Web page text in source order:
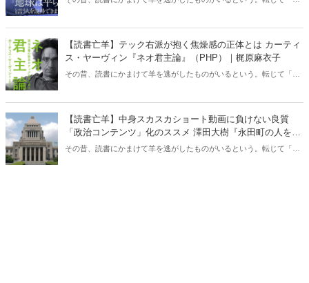
ある。元月刊『Hanada』編集部員のライター・梶原がお送りする時事
書評！
【読書亡羊】テック右派が抱く焦燥感の正体とは カーティ
ス・ヤーヴィン『ネオ君主論』（PHP）｜梶原麻衣子
その昔、読書にかまけて羊を逃がしたものがいるという。転じて「読
ある。元月刊『Hanada』編集部員のライター・梶原がお送りする時事
書評！
【読書亡羊】中身スカスカショート動画に負けない良質
「政治コンテンツ」化のススメ 澤田大樹『永田町の人をウ
ォッチしてみた』（カンゼン）｜梶原麻衣子
その昔、読書にかまけて羊を逃がしたものがいるという。転じて「読